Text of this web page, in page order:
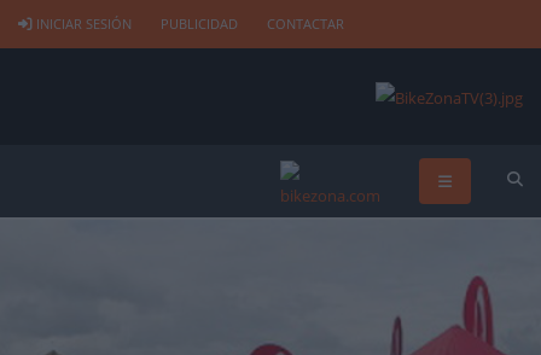
INICIAR SESIÓN PUBLICIDAD CONTACTAR